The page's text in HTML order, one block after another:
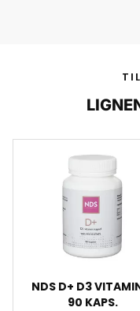
NDS D+ D3
90 KAPS.